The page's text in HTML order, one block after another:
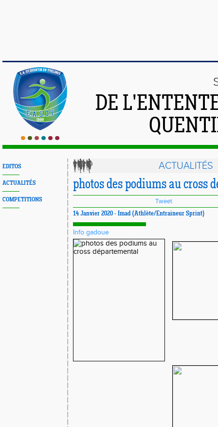
DE
EDITOS
ACTUALITÉS
COMPETITIONS
ACTUALITÉS
photos des podiums au cross
Tweet
14 Janvier 2020 - Imad (Athlète/Entraineur Sprint)
Info gadoue